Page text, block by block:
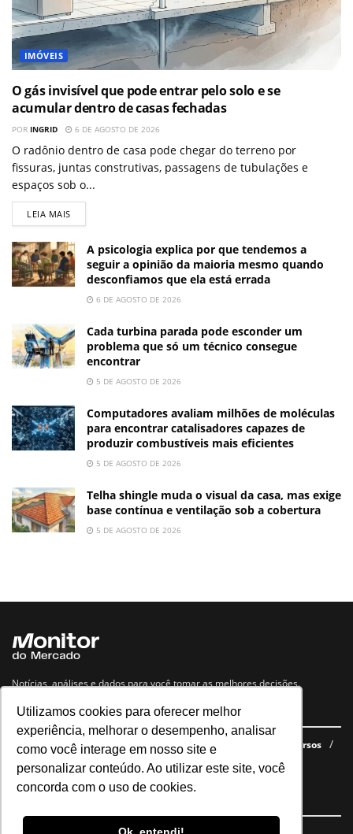
Utilizamos cookies para oferecer melhor
experiência, melhorar o desempenho, analisar
como você interage em nosso site e
personalizar conteúdo. Ao utilizar este site, você
concorda com o uso de cookies.
IMÓVEIS
O gás invisível que pode entrar pelo solo e se
acumular dentro de casas fechadas
POR INGRID 6 DE AGOSTO DE 2026
O radônio dentro de casa pode chegar do terreno por
fissuras, juntas construtivas, passagens de tubulações e
espaços sob o...
LEIA MAIS
A psicologia explica por que tendemos a
seguir a opinião da maioria mesmo quando
desconfiamos que ela está errada
6 DE AGOSTO DE 2026
Cada turbina parada pode esconder um
problema que só um técnico consegue
encontrar
5 DE AGOSTO DE 2026
Computadores avaliam milhões de moléculas
para encontrar catalisadores capazes de
produzir combustíveis mais eficientes
5 DE AGOSTO DE 2026
Telha shingle muda o visual da casa, mas exige
base contínua e ventilação sob a cobertura
5 DE AGOSTO DE 2026
Notícias, análises e dados para você tomar as melhores decisões.
Navegue no site
Últimas notícias Quem somos E-books gratuitos
Cursos
Política de privacidade